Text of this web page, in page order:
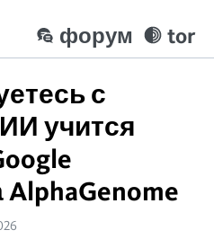
tor
форум
с
учится